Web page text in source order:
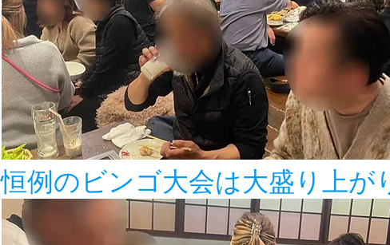
恒例のビンゴ大会は大盛り上が